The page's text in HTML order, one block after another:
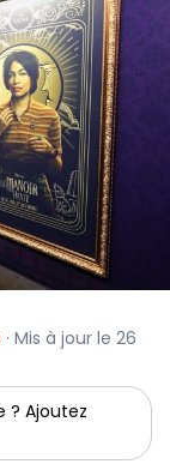
· Mis à jour le 26
? Ajoutez